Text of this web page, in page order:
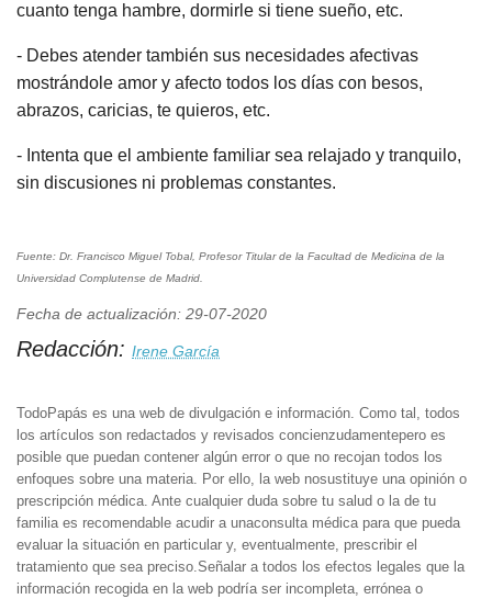
cuanto tenga hambre, dormirle si tiene sueño, etc.
- Debes atender también sus necesidades afectivas
mostrándole amor y afecto todos los días con besos,
abrazos, caricias, te quieros, etc.
- Intenta que el ambiente familiar sea relajado y tranquilo,
sin discusiones ni problemas constantes.
Fuente: Dr. Francisco Miguel Tobal, Profesor Titular de la Facultad de Medicina de la
Universidad Complutense de Madrid.
Fecha de actualización: 29-07-2020
Redacción: Irene García
TodoPapás es una web de divulgación e información. Como tal, todos
los artículos son redactados y revisados concienzudamentepero es
posible que puedan contener algún error o que no recojan todos los
enfoques sobre una materia. Por ello, la web nosustituye una opinión o
prescripción médica. Ante cualquier duda sobre tu salud o la de tu
familia es recomendable acudir a unaconsulta médica para que pueda
evaluar la situación en particular y, eventualmente, prescribir el
tratamiento que sea preciso.Señalar a todos los efectos legales que la
información recogida en la web podría ser incompleta, errónea o